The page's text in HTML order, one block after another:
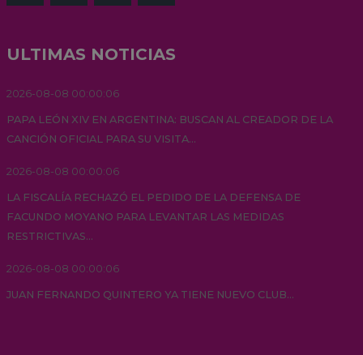
ULTIMAS NOTICIAS
2026-08-08 00:00:06
PAPA LEÓN XIV EN ARGENTINA: BUSCAN AL CREADOR DE LA
CANCIÓN OFICIAL PARA SU VISITA...
2026-08-08 00:00:06
LA FISCALÍA RECHAZÓ EL PEDIDO DE LA DEFENSA DE
FACUNDO MOYANO PARA LEVANTAR LAS MEDIDAS
RESTRICTIVAS...
2026-08-08 00:00:06
JUAN FERNANDO QUINTERO YA TIENE NUEVO CLUB...